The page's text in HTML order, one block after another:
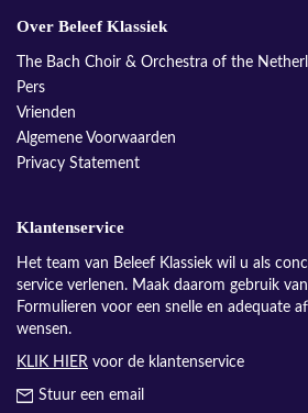
Over Beleef Klassiek
The Bach Choir & Orchestra of the
Pers
Vrienden
Algemene Voorwaarden
Privacy Statement
Klantenservice
Het team van Beleef Klassiek wil u als
service verlenen. Maak daarom gebruik
Formulieren voor een snelle en adequate
wensen.
KLIK HIER voor de klantenservice
Stuur een email